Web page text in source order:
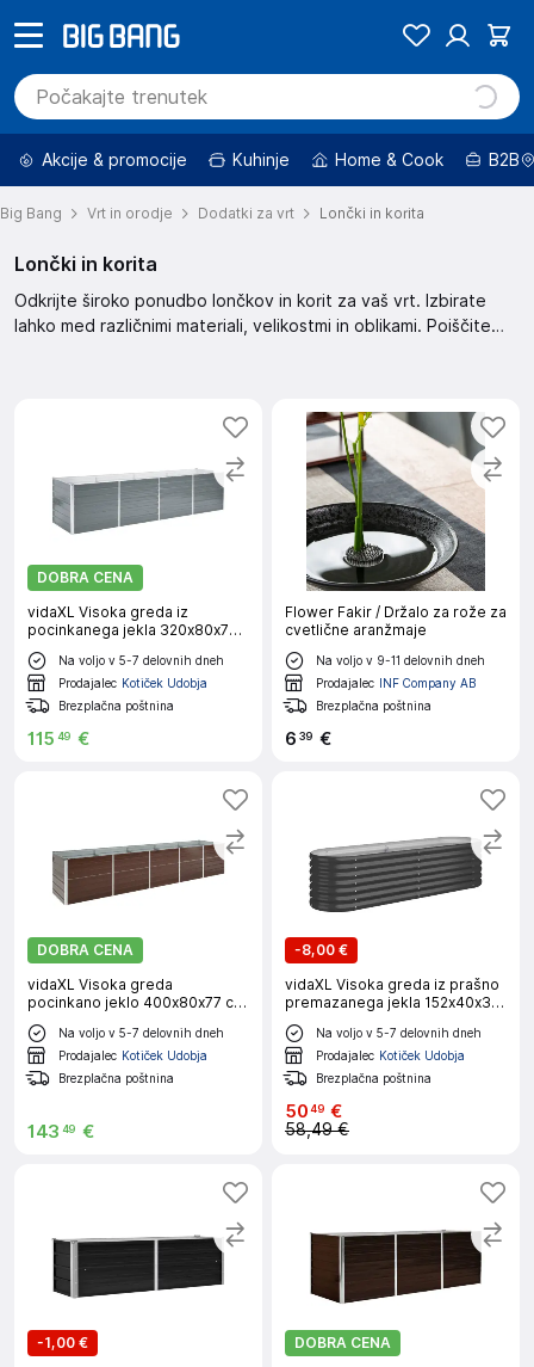
Akcije & promocije Kuhinje Home & Cook B2B
Big Bang Vrt in orodje Dodatki za vrt Lončki in korita
Lončki in korita
Odkrijte široko ponudbo lončkov in korit za vaš vrt. Izbirate
lahko med različnimi materiali, velikostmi in oblikami. Poiščite
DOBRA CENA
vidaXL Visoka greda iz
pocinkanega jekla 320x80x77
cm sive barve
Na voljo v 5-7 delovnih dneh
Prodajalec Kotiček Udobja
Brezplačna poštnina
115 49 €
Flower Fakir / Držalo za rože za
cvetlične aranžmaje
Na voljo v 9-11 delovnih dneh
Prodajalec INF Company AB
Brezplačna poštnina
6 39 €
DOBRA CENA
vidaXL Visoka greda
pocinkano jeklo 400x80x77 cm
rjava
Na voljo v 5-7 delovnih dneh
Prodajalec Kotiček Udobja
Brezplačna poštnina
143 49 €
-8,00 €
vidaXL Visoka greda iz prašno
premazanega jekla 152x40x36
cm antracit
Na voljo v 5-7 delovnih dneh
Prodajalec Kotiček Udobja
Brezplačna poštnina
5049 €
58,49 €
-1,00 €
DOBRA CENA